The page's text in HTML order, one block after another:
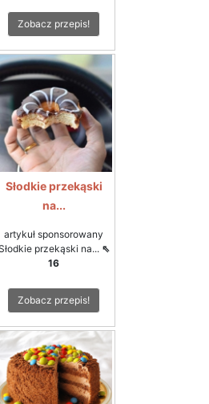
Zobacz przepis!
Słodkie przekąski
na...
artykuł sponsorowany
przekąski na... ⇖
16
Zobacz przepis!